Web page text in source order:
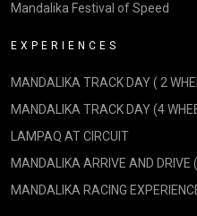
Mandalika Festival of Speed
EXPERIENCES
MANDALIKA TRACK DAY ( 2
MANDALIKA TRACK DAY (4
LAMPAQ AT CIRCUIT
MANDALIKA ARRIVE AND DRIVE
MANDALIKA RACING